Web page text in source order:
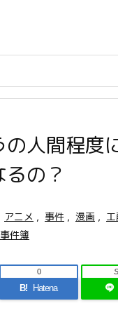
人間程度
の？
アニメ , 事件 , 漫画 ,
件簿
B! Hatena
0